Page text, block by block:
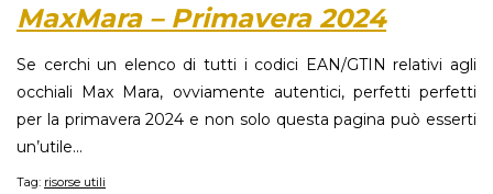
MaxMara – Primavera 2024
Se cerchi un elenco di tutti i codici EAN/GTIN relativi agli
occhiali Max Mara, ovviamente autentici, perfetti perfetti
per la primavera 2024 e non solo questa pagina può esserti
un’utile...
Tag: risorse utili